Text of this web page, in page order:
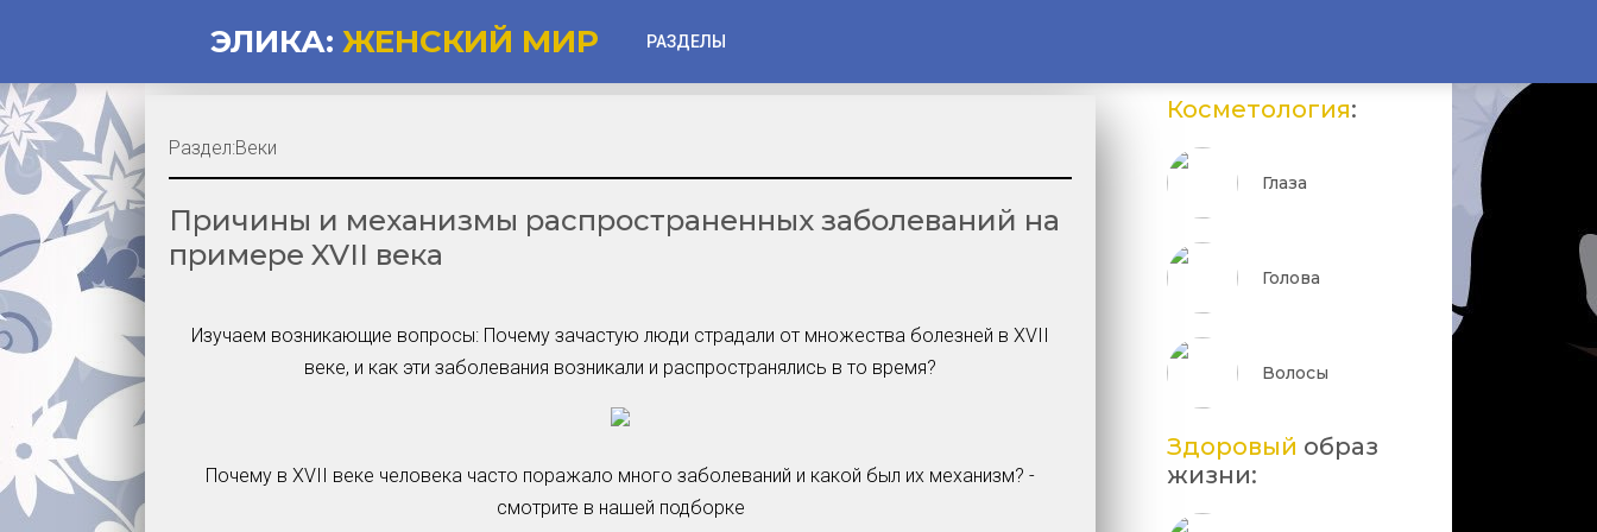
ЭЛИКА: ЖЕНСКИЙ МИР РАЗДЕЛЫ
Губы
Частые вопросы
Советы новичкам
Актёры, Певцы, Звёзды
Знаменитости в Фокусе
Причины и механизмы распространенных заболеваний на
примере XVII века
Изучаем возникающие вопросы: Почему зачастую люди страдали от множества болезней в XVII
веке, и как эти заболевания возникали и распространялись в то время?
Почему в XVII веке человека часто поражало много заболеваний и какой был их механизм? -
смотрите в нашей подборке
Раздел:Веки
Косметология:
Глаза
Голова
Волосы
Здоровый образ
жизни: